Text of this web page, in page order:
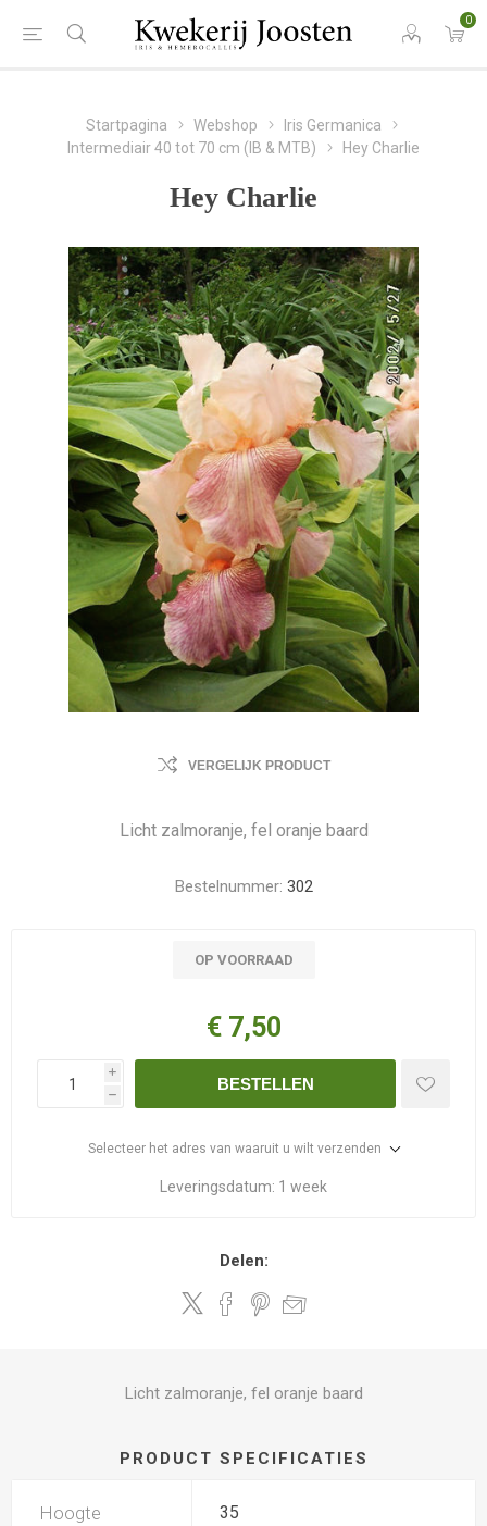
0
Startpagina Webshop
Iris Germanica
Intermediair 40 tot 70 cm (IB & MTB)
Hey Charlie
Hey Charlie
VERGELIJK PRODUCT
Licht zalmoranje, fel oranje baard
Bestelnummer: 302
OP VOORRAAD
€ 7,50
i
h
BESTELLEN
Selecteer het adres van waaruit u wilt verzenden
Leveringsdatum: 1 week
Delen:
Licht zalmoranje, fel oranje baard
PRODUCT SPECIFICATIES
Hoogte 35